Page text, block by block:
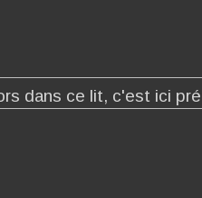
dans ce lit, c'est ici